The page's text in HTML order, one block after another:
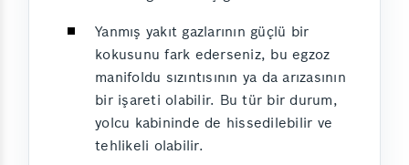
Yanmış yakıt gazlarının güçlü bir
kokusunu fark ederseniz, bu egzoz
manifoldu sızıntısının ya da arızasının
bir işareti olabilir. Bu tür bir durum,
yolcu kabininde de hissedilebilir ve
tehlikeli olabilir.